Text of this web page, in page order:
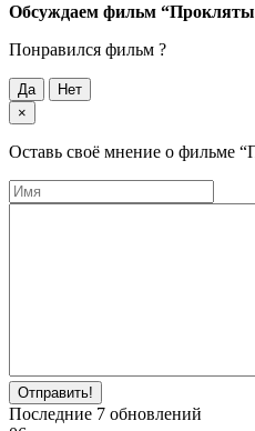
Обсуждаем фильм
Понравился фильм ?
Да
Нет
×
Оставь своё мнение о фильме
Отправить!
Последние 7 обновлений